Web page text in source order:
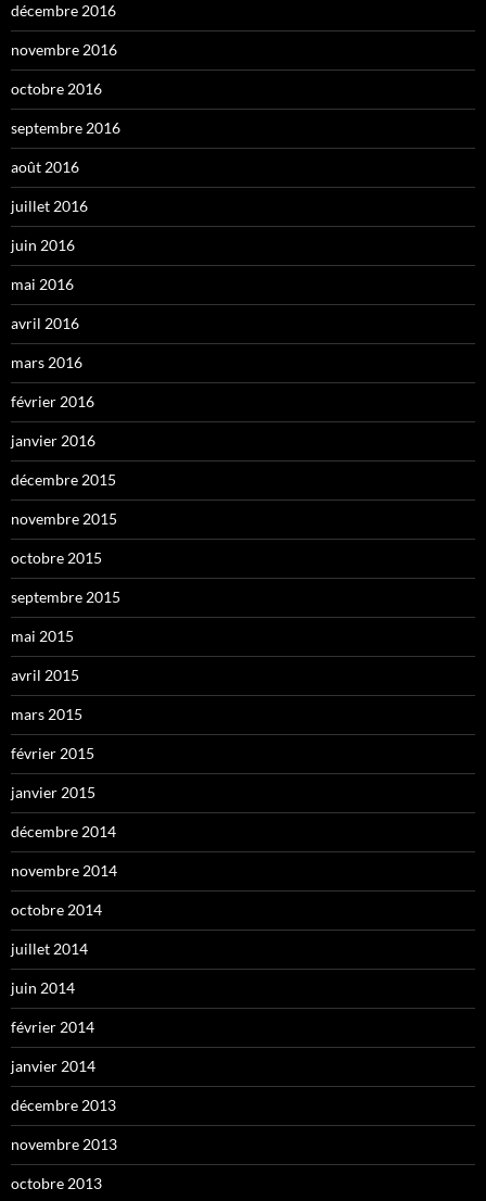
décembre 2016
novembre 2016
octobre 2016
septembre 2016
août 2016
juillet 2016
juin 2016
mai 2016
avril 2016
mars 2016
février 2016
janvier 2016
décembre 2015
novembre 2015
octobre 2015
septembre 2015
mai 2015
avril 2015
mars 2015
février 2015
janvier 2015
décembre 2014
novembre 2014
octobre 2014
juillet 2014
juin 2014
février 2014
janvier 2014
décembre 2013
novembre 2013
octobre 2013